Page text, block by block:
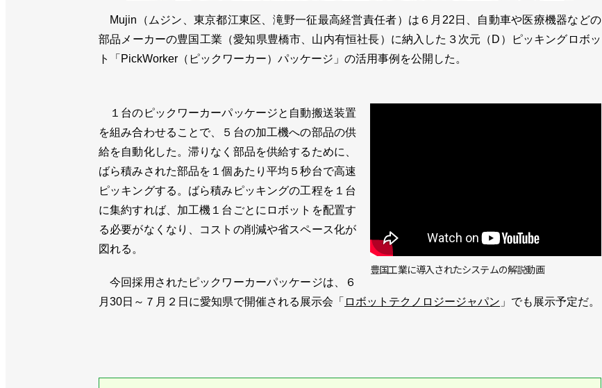
Mujin（ムジン、東京都江東区、滝野一征最高経営責任者）は６月22日、自動車や医療機器などの
部品メーカーの豊国工業（愛知県豊橋市、山内有恒社長）に納入した３次元（D）ピッキングロボッ
ト「PickWorker（ピックワーカー）パッケージ」の活用事例を公開した。
豊国工業に導入されたシステムの解説動画
１台のピックワーカーパッケージと自動搬送装置
を組み合わせることで、５台の加工機への部品の供
給を自動化した。滞りなく部品を供給するために、
ばら積みされた部品を１個あたり平均５秒台で高速
ピッキングする。ばら積みピッキングの工程を１台
に集約すれば、加工機１台ごとにロボットを配置す
る必要がなくなり、コストの削減や省スペース化が
図れる。
今回採用されたピックワーカーパッケージは、６
月30日～７月２日に愛知県で開催される展示会「 ロボットテクノロジージャパン 」でも展示予定だ。